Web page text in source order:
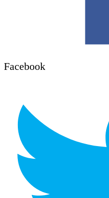
Facebook